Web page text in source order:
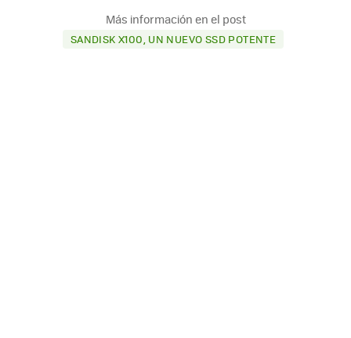
Más información en el post
SANDISK X100, UN NUEVO SSD POTENTE